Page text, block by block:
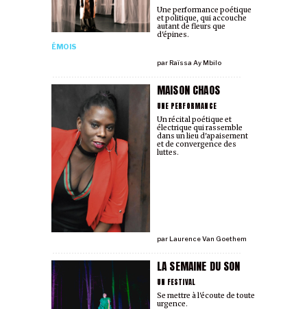
ÉMOIS
parRaïssa Ay Mbilo
Une performance poétique
et politique, qui accouche
autant de fleurs que
d'épines.
MAISON CHAOS
UNE PERFORMANCE
parLaurence Van Goethem
Un récital poétique et
électrique qui rassemble
dans un lieu d'apaisement
et de convergence des
luttes.
LA SEMAINE DU SON
UN FESTIVAL
Se mettre à l'écoute de toute
urgence.